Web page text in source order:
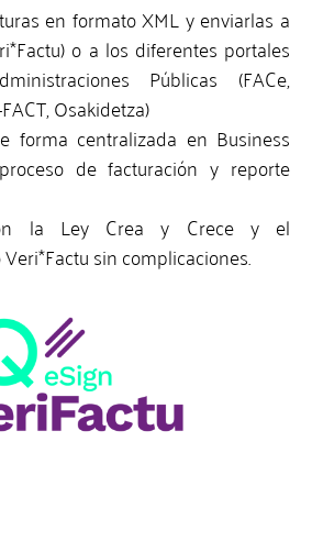
en formato XML y enviarlas a
o a los diferentes portales
Públicas (FACe,
Osakidetza)
forma centralizada en Business
de facturación y reporte
la Ley Crea y Crece y el
sin complicaciones.